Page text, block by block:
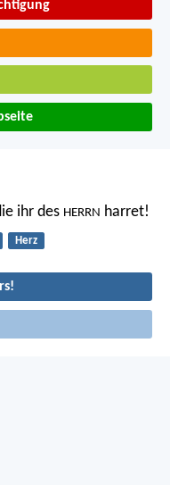
ihr des HERRN harret!
Herz